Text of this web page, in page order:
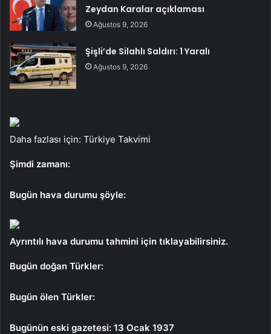
Zeydan Karalar açıklaması
Ağustos 9, 2026
Şişli’de Silahlı Saldırı: 1 Yaralı
Ağustos 9, 2026
Daha fazlası için: Türkiye Takvimi
Şimdi zamanı:
Bugün hava durumu şöyle:
Ayrıntılı hava durumu tahmini için tıklayabilirsiniz.
Bugün doğan Türkler:
Bugün ölen Türkler:
Bugünün eski gazetesi: 13 Ocak 1937